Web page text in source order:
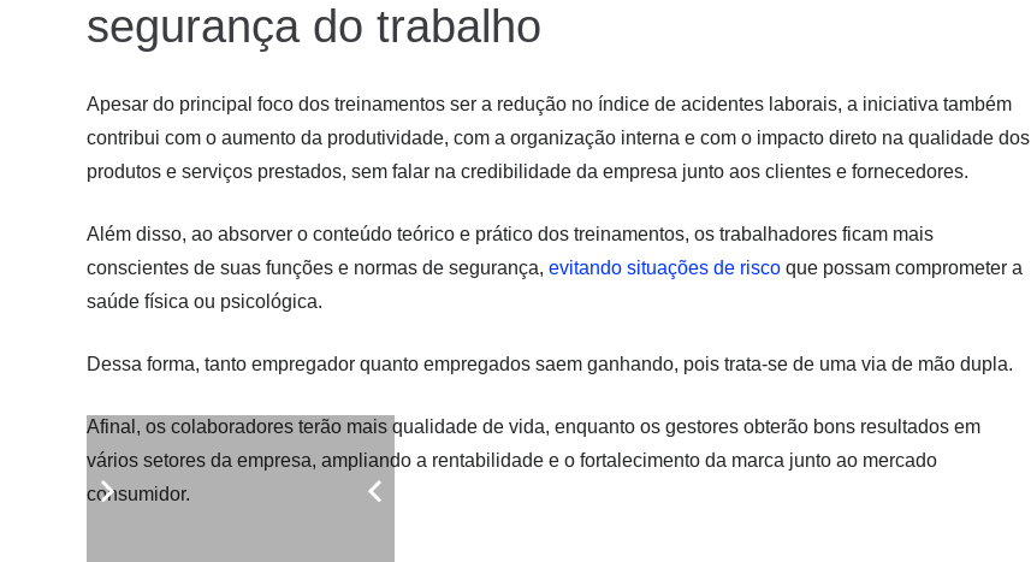
segurança do trabalho
Apesar do principal foco dos treinamentos ser a redução no índice de acidentes laborais, a iniciativa também
contribui com o aumento da produtividade, com a organização interna e com o impacto direto na qualidade dos
produtos e serviços prestados, sem falar na credibilidade da empresa junto aos clientes e fornecedores.
Além disso, ao absorver o conteúdo teórico e prático dos treinamentos, os trabalhadores ficam mais
conscientes de suas funções e normas de segurança, evitando situações de risco que possam comprometer a
saúde física ou psicológica.
Dessa forma, tanto empregador quanto empregados saem ganhando, pois trata-se de uma via de mão dupla.
Afinal, os colaboradores terão mais qualidade de vida, enquanto os gestores obterão bons resultados em
vários setores da empresa, ampliando a rentabilidade e o fortalecimento da marca junto ao mercado
consumidor.